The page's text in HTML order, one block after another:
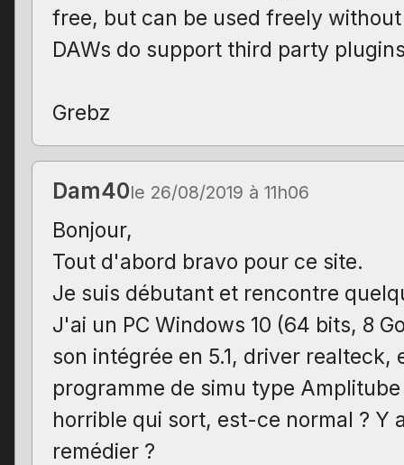
free, but can be used freely
DAWs do support third party
Grebz
Dam40le 26/08/2019 à 11h06
Bonjour,
Tout d'abord bravo pour ce site.
Je suis débutant et rencontre
J'ai un PC Windows 10 (64 bits, 8
son intégrée en 5.1, driver realteck,
programme de simu type
horrible qui sort, est-ce normal ? Y
remédier ?